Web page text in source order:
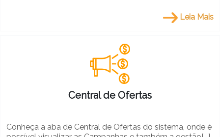
Leia Mais
Central de Ofertas
Conheça a aba de Central de Ofertas do sistema, onde é